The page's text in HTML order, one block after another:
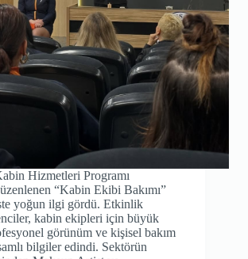
Hizmetleri Programı
“Kabin Ekibi Bakımı”
yoğun ilgi gördü. Etkinlik
kabin ekipleri için büyük
görünüm ve kişisel bakım
bilgiler edindi. Sektörün